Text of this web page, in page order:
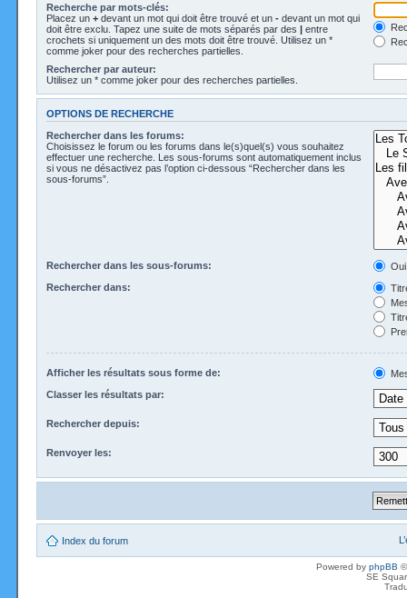
Recherche par mots-clés:
Placez un + devant un mot qui doit être trouvé et un - devant un mot qui
doit être exclu. Tapez une suite de mots séparés par des | entre
crochets si uniquement un des mots doit être trouvé. Utilisez un *
comme joker pour des recherches partielles.
Rechercher par auteur:
Utilisez un * comme joker pour des recherches partielles.
OPTIONS DE RECHERCHE
Rechercher dans les forums:
Choisissez le forum ou les forums dans le(s)quel(s) vous souhaitez
effectuer une recherche. Les sous-forums sont automatiquement inclus
si vous ne désactivez pas l’option ci-dessous “Rechercher dans les
sous-forums”.
Rechercher dans les sous-forums:
Oui
Rechercher dans:
Afficher les résultats sous forme de:
Classer les résultats par:
Rechercher depuis:
Renvoyer les:
Index du forum
Powered by phpBB
SE